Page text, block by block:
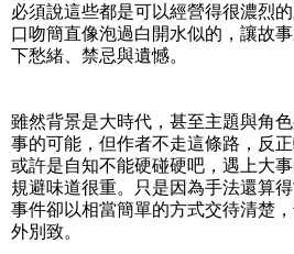
必須說這些都是可以經營得很濃烈
口吻簡直像泡過白開水似的，讓故
下愁緒、禁忌與遺憾。
雖然背景是大時代，甚至主題與角
事的可能，但作者不走這條路，反
或許是自知不能硬碰硬吧，遇上大
規避味道很重。只是因為手法還算
事件卻以相當簡單的方式交待清楚
外別致。